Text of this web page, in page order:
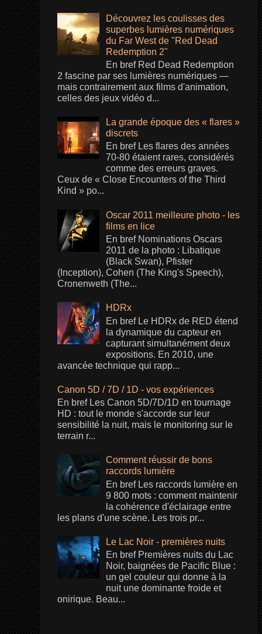
Découvrez les coulisses des
superbes lumières numériques
du Far West de "Red Dead
Redemption 2"
En bref Red Dead Redemption
2 fascine par ses lumières numériques —
mais contrairement aux films d'animation,
celles des jeux vidéo d...
La grande époque des « flares »
discrets
En bref Les flares des années
70-80 étaient rares, considérés
comme des erreurs graves.
Ceux de « Close Encounters of the Third
Kind » po...
Oscar 2011 meilleure photo - les
films en lice
En bref Nominations Oscars
2011 de la photo : Libatique
(Black Swan), Pfister
(Inception), Cohen (The King's Speech),
Cronenweth (The...
HDRx
En bref Le HDRx de RED étend
la dynamique du capteur en
capturant simultanément deux
expositions. En 2010, une
avancée technique qui rapp...
Canon 5D / 7D / 1D - vos expériences
En bref Les Canon 5D/7D/1D en tournage
HD : tout le monde s'accorde sur leur
sensibilité la nuit, mais le monitoring sur le
terrain r...
Comment réussir de bons
raccords lumière
En bref Les raccords lumière en
9 800 mots : comment maintenir
la cohérence d'éclairage entre
les plans d'une scène. Les trois pr...
Le Lac Noir - premières nuits
En bref Premières nuits du Lac
Noir, baignées de Pacific Blue :
un gel couleur qui donne à la
nuit une dominante froide et
onirique. Beau...